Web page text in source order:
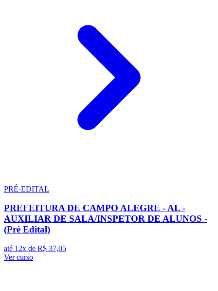
PRÉ-EDITAL
PREFEITURA DE CAMPO ALEGRE - AL -
AUXILIAR DE SALA/INSPETOR DE ALUNOS -
(Pré Edital)
até 12x de R$ 37,05
Ver curso